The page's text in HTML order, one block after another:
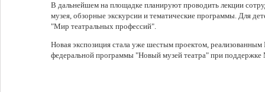
В дальнейшем на площадке планируют проводить лекции
музея, обзорные экскурсии и тематические программы. Для
"Мир театральных профессий".
Новая экспозиция стала уже шестым проектом, реализованным
федеральной программы "Новый музей театра" при поддержке